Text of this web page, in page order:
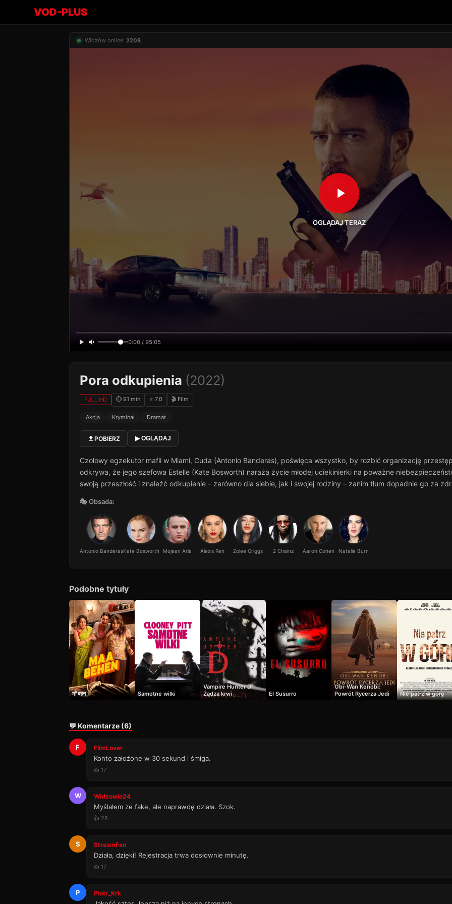
VOD-PLUS
Widzów online: 2208
OGLĄDAJ TERAZ
0:00 / 95:05
Pora odkupienia (2022)
FULL HD ⏱ 91 min ⭐ 7.0 🎬 Film
Akcja Kryminał Dramat
POBIERZ ▶ OGLĄDAJ
Czołowy egzekutor mafii w Miami, Cuda (Antonio Banderas), poświęca wszystko, by rozbić organizację
odkrywa, że ​​jego szefowa Estelle (Kate Bosworth) naraża życie młodej uciekinierki na poważne
swoją przeszłość i znaleźć odkupienie – zarówno dla siebie, jak i swojej rodziny – zanim tłum dopadnie go za
🎭 Obsada:
Antonio BanderasKate Bosworth Mojean Aria Alexis Ren Zolee Griggs 2 Chainz Aaron Cohen Natalie Burn
Podobne tytuły
माँ बहन Samotne wilki
Vampire Hunter D:
Żądza krwi
El Susurro
Obi-Wan Kenobi:
Powrót Rycerza Jedi
Nie patrz w górę
💬 Komentarze (6)
F FilmLover
Konto założone w 30 sekund i śmiga.
👍 17
W Widzowie24
Myślałem że fake, ale naprawdę działa. Szok.
👍 28
S StreamFan
Działa, dzięki! Rejestracja trwa dosłownie minutę.
👍 17
P Piotr_Krk